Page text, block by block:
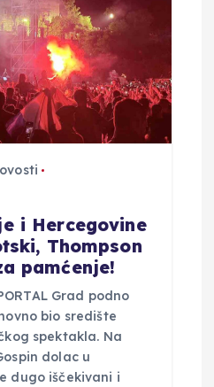
i Hercegovine
Thompson
pamćenje!
Grad podno
bio središte
spektakla. Na
dolac u
dugo iščekivani i